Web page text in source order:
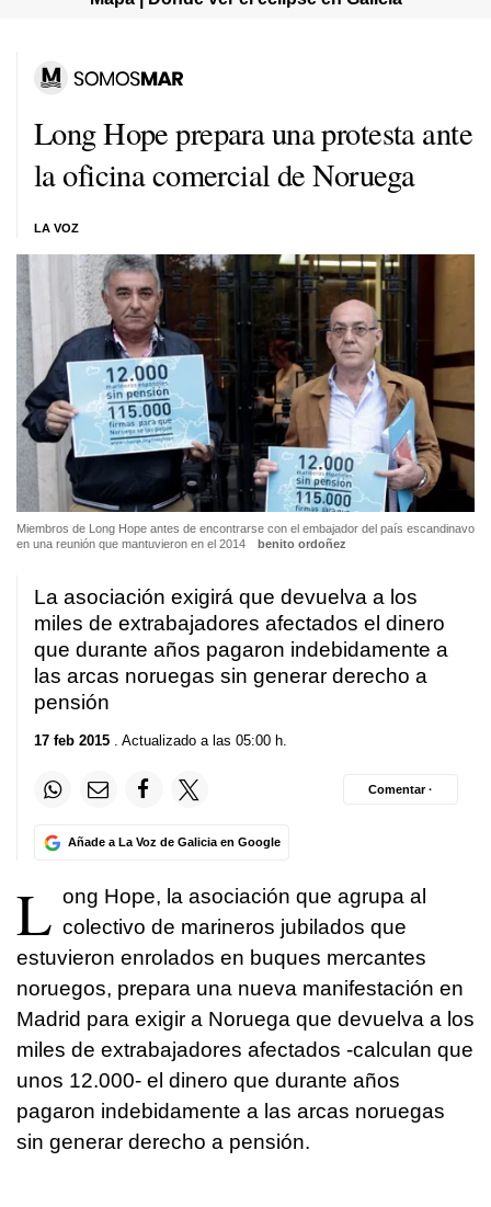
Long Hope prepara una protesta ante
la oficina comercial de Noruega
LA VOZ
Miembros de Long Hope antes de encontrarse con el embajador del país escandinavo
en una reunión que mantuvieron en el 2014
benito ordoñez
La asociación exigirá que devuelva a los
miles de extrabajadores afectados el dinero
que durante años pagaron indebidamente a
las arcas noruegas sin generar derecho a
pensión
17 feb 2015 . Actualizado a las 05:00 h.
Añade a La Voz de Galicia en Google
Comentar ·
L ong Hope, la asociación que agrupa al
colectivo de marineros jubilados que
estuvieron enrolados en buques mercantes
noruegos, prepara una nueva manifestación en
Madrid para exigir a Noruega que devuelva a los
miles de extrabajadores afectados -calculan que
unos 12.000- el dinero que durante años
pagaron indebidamente a las arcas noruegas
sin generar derecho a pensión.